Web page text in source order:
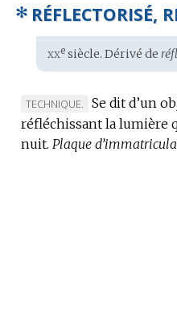
✻ RÉFLECTORISÉ,
Étymologie
:
xxesiècle. Dérivé de
MARQUE
DE
DOMAINE
TECHNIQUE.
Se dit d’un
réfléchissant la lumière
nuit. Plaque